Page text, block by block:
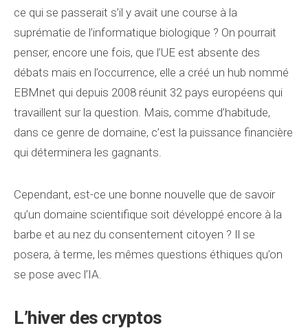
ce qui se passerait s’il y avait une course à la
suprématie de l’informatique biologique ? On pourrait
penser, encore une fois, que l’UE est absente des
débats mais en l’occurrence, elle a créé un hub nommé
EBMnet qui depuis 2008 réunit 32 pays européens qui
travaillent sur la question. Mais, comme d’habitude,
dans ce genre de domaine, c’est la puissance financière
qui déterminera les gagnants.
Cependant, est-ce une bonne nouvelle que de savoir
qu’un domaine scientifique soit développé encore à la
barbe et au nez du consentement citoyen ? Il se
posera, à terme, les mêmes questions éthiques qu’on
se pose avec l’IA.
L’hiver des cryptos